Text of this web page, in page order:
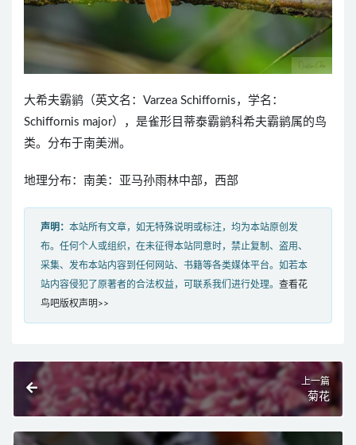
大希夫霸鹟（英文名：Varzea Schiffornis，学名：
Schiffornis major），是雀形目蒂泰霸鹟科希夫霸鹟属的鸟
类。分布于南美洲。
地理分布：南美：亚马孙雨林中部，西部
声明： 本站所有文章，如无特殊说明或标注，均为本站原创发
布。任何个人或组织，在未征得本站同意时，禁止复制、盗用、
采集、发布本站内容到任何网站、书籍等各类媒体平台。如若本
站内容侵犯了原著者的合法权益，可联系我们进行处理。 查看花
鸟吧版权声明>>
上一篇
菊花